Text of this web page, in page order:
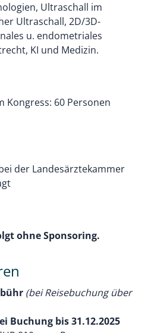
Ultraschall im
Ultraschall, 2D/3D-
u. endometriales
KI und Medizin.
60 Personen
der Landesärztekammer
ohne Sponsoring.
(bei Reisebuchung über
Buchung bis 31.12.2025